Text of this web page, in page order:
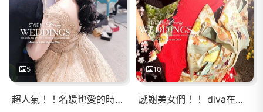
5
超人氣！！名媛也愛的時尚髮型❤️
10
感謝美女們！！ diva在國外工作期間，無法即時回覆訊息 謝謝你們的見諒與耐心等候回覆 😍愛妳們啊！！ 『京都海外婚紗-側拍花絮』